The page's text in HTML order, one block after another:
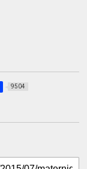
9504